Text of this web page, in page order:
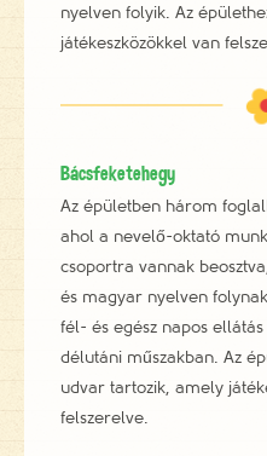
nyelven folyik. Az
játékeszközökkel van
Bácsfeketehegy
Az épületben három
ahol a nevelő-oktató
csoportra vannak
és magyar nyelven
fél- és egész napos
délutáni műszakban. Az
udvar tartozik, amely
felszerelve.